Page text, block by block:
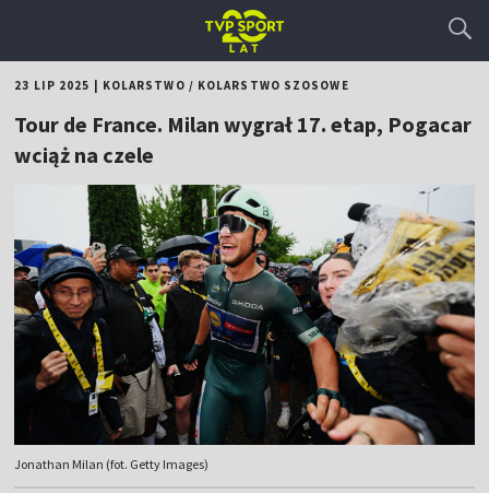
23 LIP 2025 KOLARSTWO / KOLARSTWO SZOSOWE
Tour de France. Milan wygrał 17. etap, Pogacar
wciąż na czele
Jonathan Milan (fot. Getty Images)